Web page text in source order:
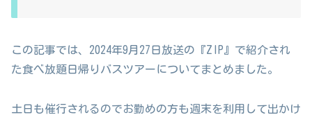
この記事では、2024年9月27日放送の『ZIP』で紹介され
た食べ放題日帰りバスツアーについてまとめました。
土日も催行されるのでお勤めの方も週末を利用して出かけ